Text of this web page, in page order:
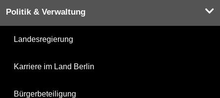
Politik & Verwaltung
Landesregierung
Karriere im Land Berlin
Bürgerbeteiligung